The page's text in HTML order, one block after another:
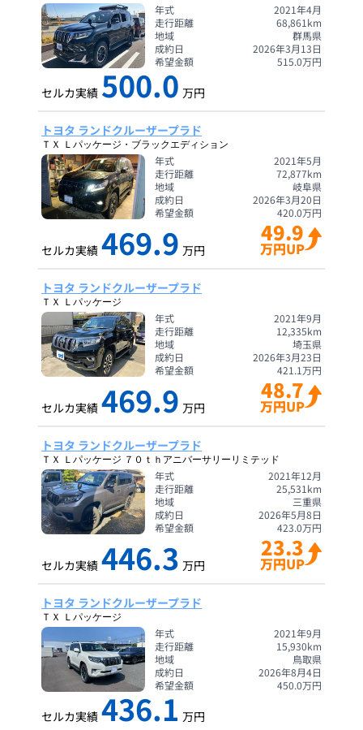
年式
2021年4月
走行距離
68,861 km
地域
群馬県
成約日
2026年3月13日
希望金額
515.0万円
セルカ実績 500.0 万円
トヨタ ランドクルーザープラド
ＴＸ Ｌパッケージ・ブラックエディション
年式
2021年5月
走行距離
72,877km
地域
岐阜県
成約日
2026年3月20日
希望金額
420.0万円
セルカ実績 469.9 万円
49.9
万円UP
トヨタ ランドクルーザープラド
ＴＸ Ｌパッケージ
年式
2021年9月
走行距離
12,335km
地域
埼玉県
成約日
2026年3月23日
希望金額
421.1万円
セルカ実績 469.9 万円
48.7
万円UP
トヨタ ランドクルーザープラド
ＴＸ Ｌパッケージ ７０ｔｈアニバーサリーリミテッド
年式
2021年12月
走行距離
25,531 km
地域
三重県
成約日
2026年5月8日
希望金額
423.0万円
セルカ実績 446.3 万円
23.3
万円UP
トヨタ ランドクルーザープラド
ＴＸ Ｌパッケージ
年式
2021年9月
走行距離
15,930km
地域
鳥取県
成約日
2026年8月4日
希望金額
450.0万円
セルカ実績 436.1 万円